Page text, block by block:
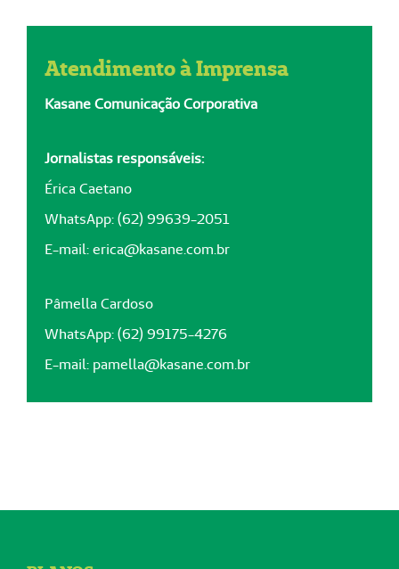
Atendimento à Imprensa
Kasane Comunicação Corporativa
Jornalistas responsáveis:
Érica Caetano
WhatsApp: (62) 99639-2051
E-mail:erica@kasane.com.br
Pâmella Cardoso
WhatsApp: (62) 99175-4276
E-mail: pamella@kasane.com.br